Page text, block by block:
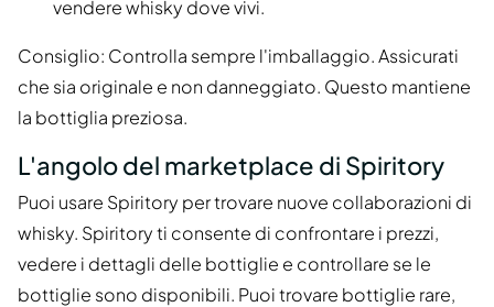
vendere whisky dove vivi.
Consiglio: Controlla sempre l'imballaggio. Assicurati
che sia originale e non danneggiato. Questo mantiene
la bottiglia preziosa.
L'angolo del marketplace di Spiritory
Puoi usare Spiritory per trovare nuove collaborazioni di
whisky. Spiritory ti consente di confrontare i prezzi,
vedere i dettagli delle bottiglie e controllare se le
bottiglie sono disponibili. Puoi trovare bottiglie rare,